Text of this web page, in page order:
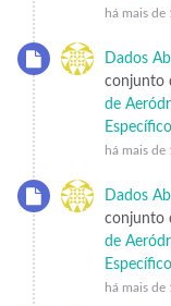
há mais de
Dados
conjunto
de
há mais de
Dados
conjunto
de
há mais de